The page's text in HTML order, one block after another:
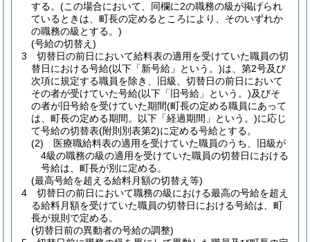
する。 (この場合において、同欄に2の職務の級が掲げられ
ているときは、町長の定めるところにより、そのいずれか
の職務の級とする。)
(号給の切替え)
3
切替日の前日において給料表の適用を受けていた職員の切
替日における号給(以下「新号給」という。)は、第2号及び
次項に規定する職員を除き、旧級、切替日の前日において
その者が受けていた号給(以下「旧号給」という。)及びそ
の者が旧号給を受けていた期間(町長の定める職員にあって
は、町長の定める期間。以下「経過期間」という。)に応じ
て号給の切替表(附則別表第2)に定める号給とする。
(2)
医療職給料表の適用を受けていた職員のうち、旧級が
4級の職務の級の適用を受けていた職員の切替日における
号給は、町長が別に定める。
(最高号給を超える給料月額の切替え等)
4
切替日の前日において職務の級における最高の号給を超え
る給料月額を受けていた職員の切替日における号給は、町
長が規則で定める。
(切替日前の異動者の号給の調整)